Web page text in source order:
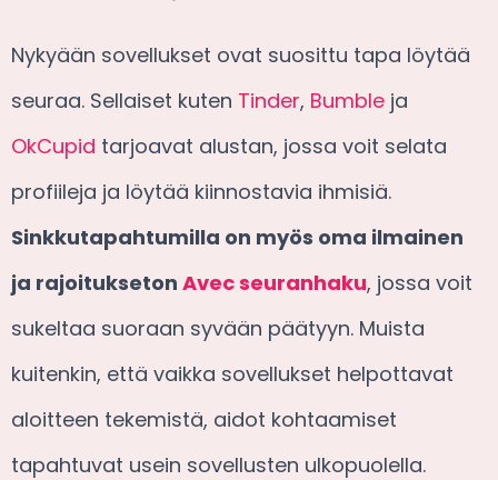
Nykyään sovellukset ovat suosittu tapa löytää
seuraa. Sellaiset kuten Tinder, Bumble ja
OkCupid tarjoavat alustan, jossa voit selata
profiileja ja löytää kiinnostavia ihmisiä.
Sinkkutapahtumilla on myös oma ilmainen
ja rajoitukseton Avec seuranhaku, jossa voit
sukeltaa suoraan syvään päätyyn. Muista
kuitenkin, että vaikka sovellukset helpottavat
aloitteen tekemistä, aidot kohtaamiset
tapahtuvat usein sovellusten ulkopuolella.